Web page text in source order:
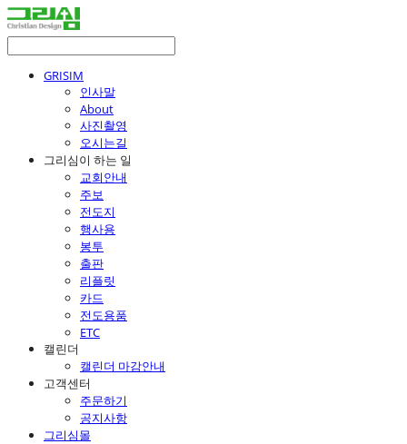
GRISIM
인사말
About
사진촬영
오시는길
그리심이 하는 일
교회안내
주보
전도지
행사용
봉투
출판
리플릿
카드
전도용품
ETC
캘린더
캘린더 마감안내
고객센터
주문하기
공지사항
그리심몰